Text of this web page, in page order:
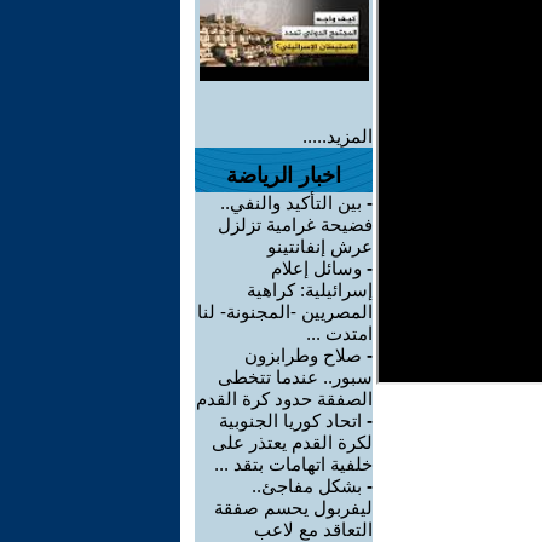
المزيد.....
اخبار الرياضة
- بين التأكيد والنفي..
فضيحة غرامية تزلزل
عرش إنفانتينو
- وسائل إعلام
إسرائيلية: كراهية
المصريين -المجنونة- لنا
امتدت ...
- صلاح وطرابزون
سبور.. عندما تتخطى
الصفقة حدود كرة القدم
- اتحاد كوريا الجنوبية
لكرة القدم يعتذر على
خلفية اتهامات بتقد ...
- بشكل مفاجئ..
ليفربول يحسم صفقة
التعاقد مع لاعب